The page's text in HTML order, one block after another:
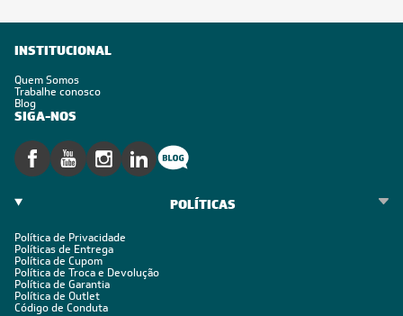
INSTITUCIONAL
Quem Somos
Trabalhe conosco
Blog
SIGA-NOS
POLÍTICAS
Política de Privacidade
Políticas de Entrega
Política de Cupom
Política de Troca e Devolução
Política de Garantia
Política de Outlet
Código de Conduta